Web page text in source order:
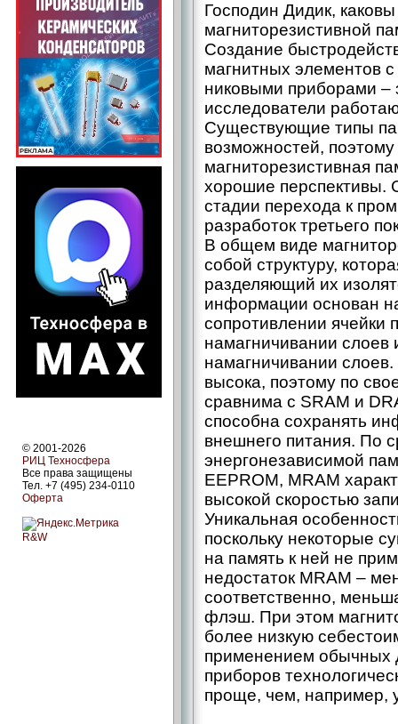
© 2001-2026
РИЦ Техносфера
Все права защищены
Тел. +7 (495) 234-0110
Оферта
R&W
Господин Дидик,
магниторезистивной
Создание
магнитных элементов
никовыми приборами –
исследователи
Существующие типы
возможностей,
магниторезистивная
хорошие перспективы.
стадии перехода к
разработок третьего
В общем виде
собой структуру,
разделяющий их
информации основан
сопротивлении ячейки
намагничивании слоев
намагничивании
высока, поэтому по
сравнима с SRAM и
способна сохранять
внешнего питания. По
энергонезависимой
EEPROM, MRAM
высокой скоростью
Уникальная
поскольку некоторые
на память к ней не
недостаток MRAM –
соответственно,
флэш. При этом
более низкую
применением обычных
приборов
проще, чем, например,